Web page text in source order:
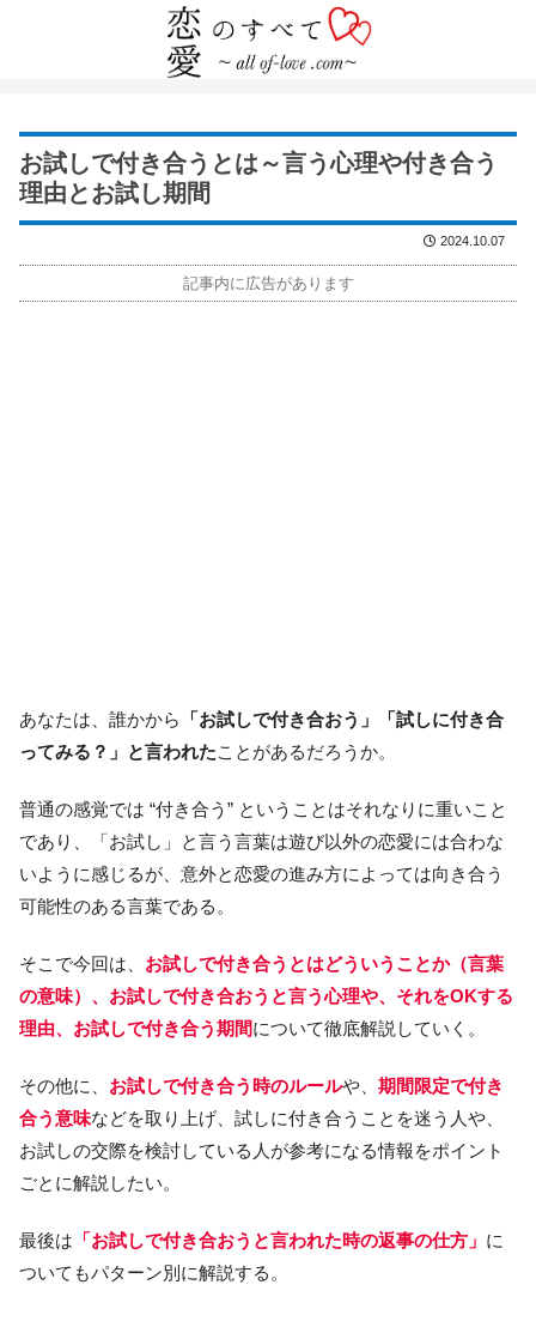
お試しで付き合うとは～言う心理や付き合う
理由とお試し期間
2024.10.07
記事内に広告があります
あなたは、誰かから
「お試しで付き合おう」「試しに付き合
ってみる？」 と言われたことがあるだろうか。
普通の感覚では “付き合う” ということはそれなりに重いこと
であり、「お試し」と言う言葉は遊び以外の恋愛には合わな
いように感じるが、意外と恋愛の進み方によっては向き合う
可能性のある言葉である。
そこで今回は、 お試しで付き合うとはどういうことか（言葉
の意味）、お試しで付き合おうと言う心理や、それをOKする
理由、お試しで付き合う期間について徹底解説していく。
その他に、 お試しで付き合う時のルールや、 期間限定で付き
合う意味などを取り上げ、試しに付き合うことを迷う人や、
お試しの交際を検討している人が参考になる情報をポイント
ごとに解説したい。
最後は 「お試しで付き合おうと言われた時の返事の仕方」 に
ついてもパターン別に解説する。